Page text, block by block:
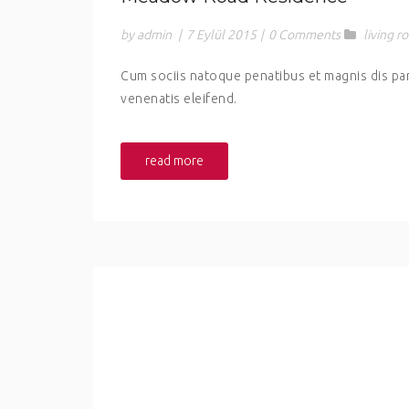
by admin | 7 Eylül 2015 | 0 Comments living
Cum sociis natoque penatibus et magnis dis
venenatis eleifend.
read more